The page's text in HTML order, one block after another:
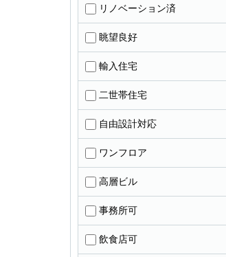
リノベーション済
眺望良好
輸入住宅
二世帯住宅
自由設計対応
ワンフロア
高層ビル
事務所可
飲食店可